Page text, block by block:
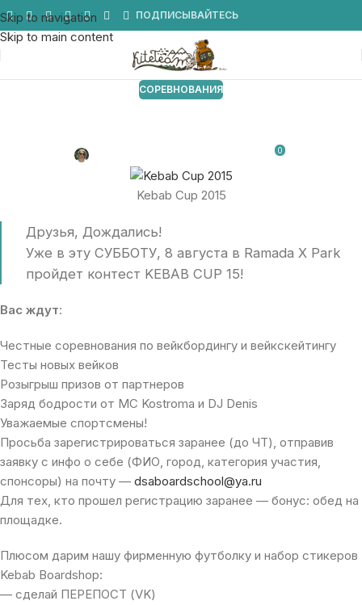
Skip to navigation
Skip to main content
ПОДПИСЫВАЙТЕСЬ
СОРЕВНОВАНИЯ
Антон Востротин 0
Kebab Cup 2015
Друзья, Дождались!
Уже в эту СУББОТУ, 8 августа в Ramada X Park
пройдет контест KEBAB CUP 15!
Вас ждут:
Честные соревнования по вейкбордингу и вейкскейтингу
Тесты новых вейков
Розыгрыш призов от партнеров
Заряд бодрости от MC Kostroma и DJ Denis
Уважаемые спортсмены!
Просьба зарегистрироваться заранее (до ЧТ), отправив
заявку с инфо о себе (ФИО, город, категория участия,
спонсоры) на почту — dsaboardschool@ya.ru
Для тех, кто прошел регистрацию заранее — бонус: обед на
площадке.
Плюсом дарим нашу фирменную футболку и набор стикеров
Kebab Boardshop:
— сделай ПЕРЕПОСТ (VK)